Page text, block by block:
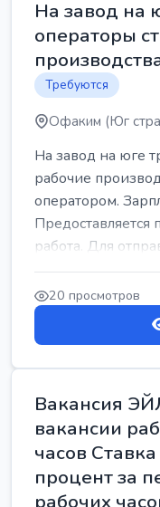
На завод на
операторы
Требуются
Офаким (Юг
На завод на юге
рабочие
оператором.
работа. Для
20 просмотров
Вакансия
вакансии
часов
процент за
рабочих